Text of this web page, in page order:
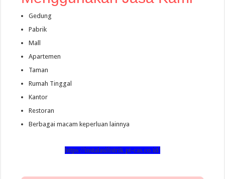
Gedung
Pabrik
Mall
Apartemen
Taman
Rumah Tinggal
Kantor
Restoran
Berbagai macam keperluan lainnya
https://instalasilistrik.pt-cas.co.id/